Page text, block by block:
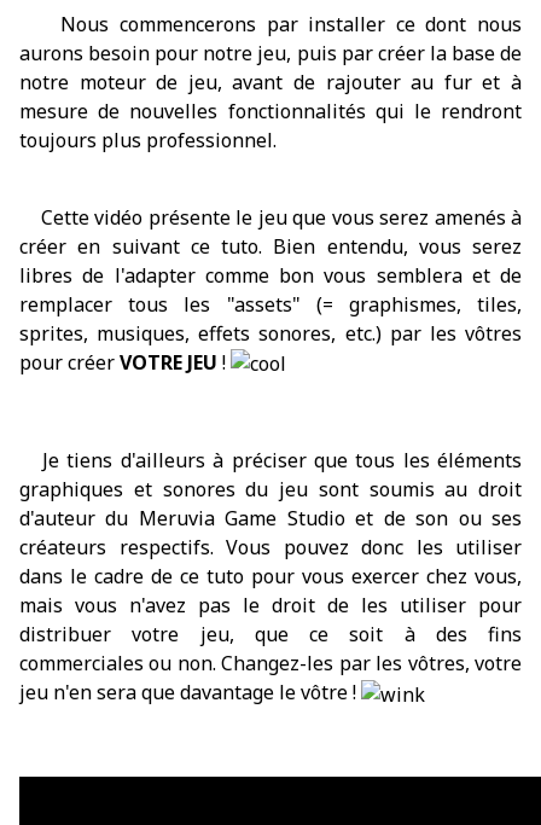
Nous commencerons par installer ce dont nous
aurons besoin pour notre jeu, puis par créer la base de
notre moteur de jeu, avant de rajouter au fur et à
mesure de nouvelles fonctionnalités qui le rendront
toujours plus professionnel.
Cette vidéo présente le jeu que vous serez amenés à
créer en suivant ce tuto. Bien entendu, vous serez
libres de l'adapter comme bon vous semblera et de
remplacer tous les "assets" (= graphismes, tiles,
sprites, musiques, effets sonores, etc.) par les vôtres
pour créerVOTRE JEU !
Je tiens d'ailleurs à préciser que tous les éléments
graphiques et sonores du jeu sont soumis au droit
d'auteur du Meruvia Game Studio et de son ou ses
créateurs respectifs. Vous pouvez donc les utiliser
dans le cadre de ce tuto pour vous exercer chez vous,
mais vous n'avez pas le droit de les utiliser pour
distribuer votre jeu, que ce soit à des fins
commerciales ou non. Changez-les par les vôtres, votre
jeu n'en sera que davantage le vôtre !